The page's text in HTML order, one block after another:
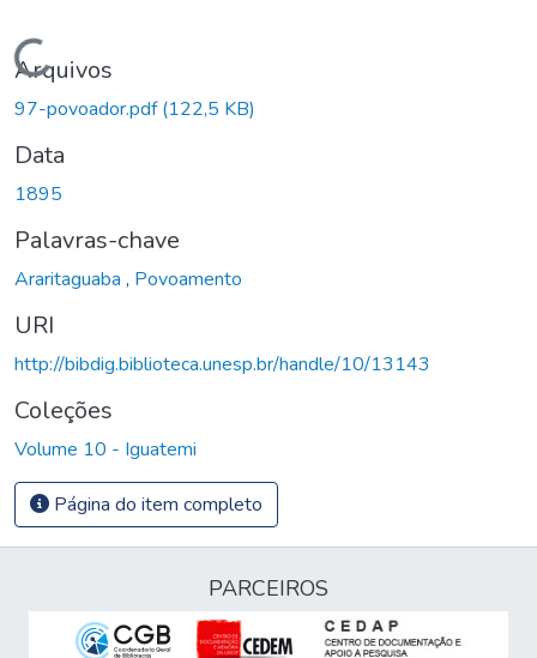
Carregando...
Arquivos
97-povoador.pdf(122,5 KB)
Data
1895
Palavras-chave
Araritaguaba , Povoamento
URI
http://bibdig.biblioteca.unesp.br/handle/10/13143
Coleções
Volume 10 - Iguatemi
Página do item completo
PARCEIROS